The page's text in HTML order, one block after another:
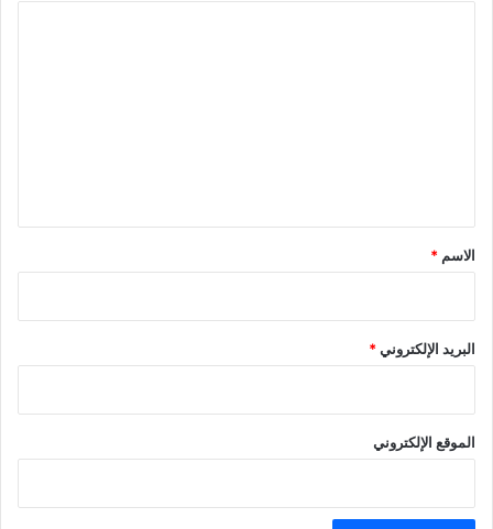
*
الاسم *
البريد الإلكتروني*
الموقع الإلكتروني